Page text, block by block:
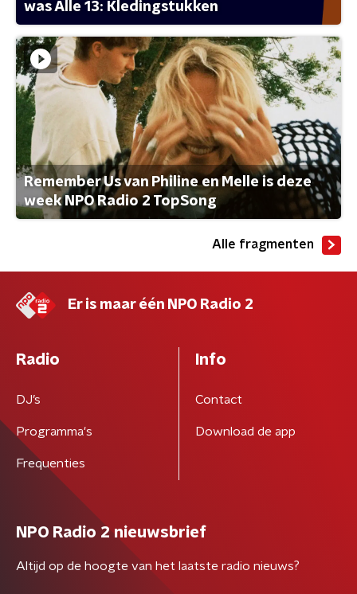
was Alle 13: Kledingstukken
Remember Us van Philine en Melle is deze
week NPO Radio 2 TopSong
Alle fragmenten
Er is maar één NPO Radio 2
Radio
DJ’s
Programma's
Frequenties
Info
Contact
Download de app
NPO Radio 2 nieuwsbrief
Altijd op de hoogte van het laatste radio nieuws?